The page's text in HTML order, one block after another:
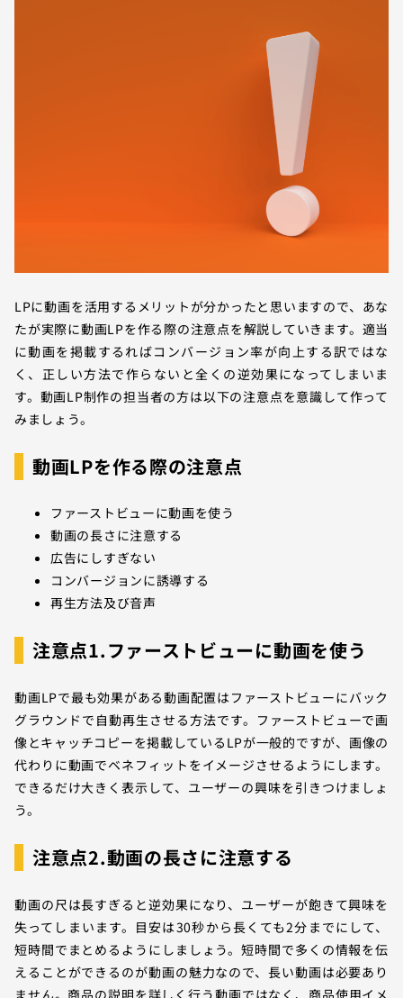
LPに動画を活用するメリットが分かったと思いますので、あな
たが実際に動画LPを作る際の注意点を解説していきます。適当
に動画を掲載するればコンバージョン率が向上する訳ではな
く、正しい方法で作らないと全くの逆効果になってしまいま
す。動画LP制作の担当者の方は以下の注意点を意識して作って
みましょう。
動画LPを作る際の注意点
ファーストビューに動画を使う
動画の長さに注意する
広告にしすぎない
コンバージョンに誘導する
再生方法及び音声
注意点1.ファーストビューに動画を使う
動画LPで最も効果がある動画配置はファーストビューにバック
グラウンドで自動再生させる方法です。ファーストビューで画
像とキャッチコピーを掲載しているLPが一般的ですが、画像の
代わりに動画でベネフィットをイメージさせるようにします。
できるだけ大きく表示して、ユーザーの興味を引きつけましょ
う。
注意点2.動画の長さに注意する
動画の尺は長すぎると逆効果になり、ユーザーが飽きて興味を
失ってしまいます。目安は30秒から長くても2分までにして、
短時間でまとめるようにしましょう。短時間で多くの情報を伝
えることができるのが動画の魅力なので、長い動画は必要あり